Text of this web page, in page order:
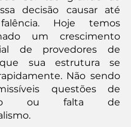
decisão causar até
Hoje temos
um crescimento
de provedores de
sua estrutura se
Não sendo
questões de
ou falta de